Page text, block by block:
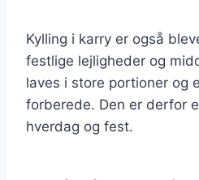
Kylling i karry er også
festlige lejligheder og
laves i store portioner og
forberede. Den er derfor
hverdag og fest.